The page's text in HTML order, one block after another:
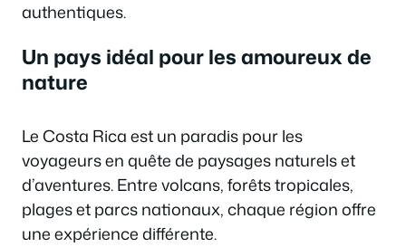
authentiques.
Un pays idéal pour les amoureux de
nature
Le Costa Rica est un paradis pour les
voyageurs en quête de paysages naturels et
d’aventures. Entre volcans, forêts tropicales,
plages et parcs nationaux, chaque région offre
une expérience différente.